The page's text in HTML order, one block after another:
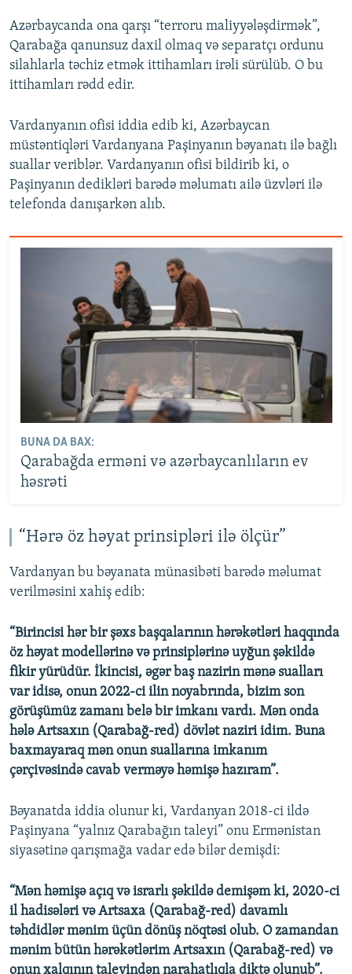
Azərbaycanda ona qarşı “terroru maliyyələşdirmək”,
Qarabağa qanunsuz daxil olmaq və separatçı ordunu
silahlarla təchiz etmək ittihamları irəli sürülüb. O bu
ittihamları rədd edir.
Vardanyanın ofisi iddia edib ki, Azərbaycan
müstəntiqləri Vardanyana Paşinyanın bəyanatı ilə bağlı
suallar veriblər. Vardanyanın ofisi bildirib ki, o
Paşinyanın dedikləri barədə məlumatı ailə üzvləri ilə
telefonda danışarkən alıb.
BUNA DA BAX:
Qarabağda erməni və azərbaycanlıların ev
həsrəti
“Hərə öz həyat prinsipləri ilə ölçür”
Vardanyan bu bəyanata münasibəti barədə məlumat
verilməsini xahiş edib:
“Birincisi hər bir şəxs başqalarının hərəkətləri haqqında
öz həyat modellərinə və prinsiplərinə uyğun şəkildə
fikir yürüdür. İkincisi, əgər baş nazirin mənə sualları
var idisə, onun 2022-ci ilin noyabrında, bizim son
görüşümüz zamanı belə bir imkanı vardı. Mən onda
hələ Artsaxın (Qarabağ-red) dövlət naziri idim. Buna
baxmayaraq mən onun suallarına imkanım
çərçivəsində cavab verməyə həmişə hazıram”.
Bəyanatda iddia olunur ki, Vardanyan 2018-ci ildə
Paşinyana “yalnız Qarabağın taleyi” onu Ermənistan
siyasətinə qarışmağa vadar edə bilər demişdi:
“Mən həmişə açıq və israrlı şəkildə demişəm ki, 2020-ci
il hadisələri və Artsaxa (Qarabağ-red) davamlı
təhdidlər mənim üçün dönüş nöqtəsi olub. O zamandan
mənim bütün hərəkətlərim Artsaxın (Qarabağ-red) və
onun xalqının taleyindən narahatlıqla diktə olunub”.